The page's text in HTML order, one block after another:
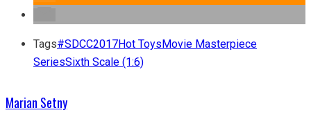
Tags#SDCC2017Hot Toys Movie Masterpiece
SeriesSixth Scale (1:6)
Marian Setny